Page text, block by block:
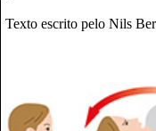
Texto escrito pelo Nils